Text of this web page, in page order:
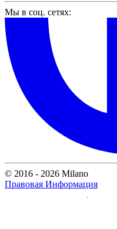
Мы в соц. сетях:
© 2016 - 2026 Milano
Правовая Информация